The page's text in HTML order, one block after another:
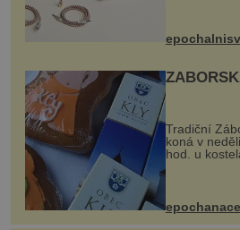
kovový...
Tradiční
koná v
hod. u
Kly u